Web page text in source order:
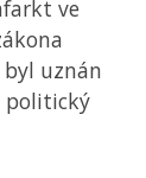
ve
byl uznán
politický